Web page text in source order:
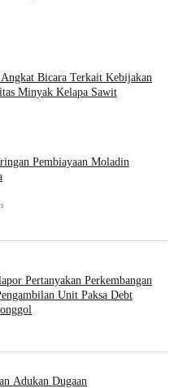
Bicara Terkait Kebijakan
Minyak Kelapa Sawit
Pembiayaan Moladin
Pertanyakan Perkembangan
Unit Paksa Debt
Adukan Dugaan